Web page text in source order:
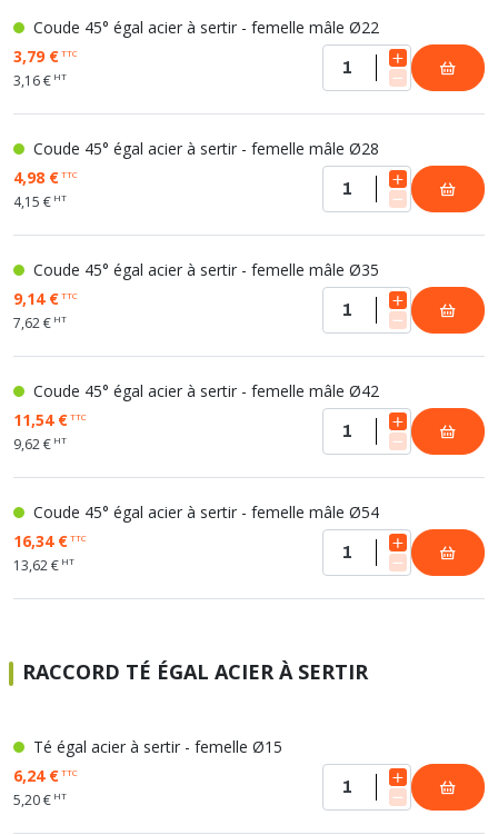
Coude 45° égal acier à sertir - femelle mâle Ø22
3,79 €TTC
3,16 € HT
Coude 45° égal acier à sertir - femelle mâle Ø28
4,98 €TTC
4,15 € HT
Coude 45° égal acier à sertir - femelle mâle Ø35
9,14 €TTC
7,62 € HT
Coude 45° égal acier à sertir - femelle mâle Ø42
11,54 €TTC
9,62 € HT
Coude 45° égal acier à sertir - femelle mâle Ø54
16,34 €TTC
13,62 € HT
RACCORD TÉ ÉGAL ACIER À SERTIR
Té égal acier à sertir - femelle Ø15
6,24 €TTC
5,20 € HT